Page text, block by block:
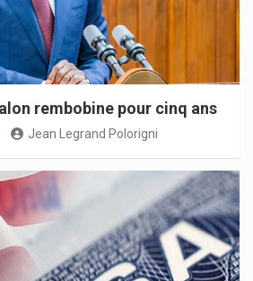
rembobine pour cinq ans
Jean Legrand Polorigni